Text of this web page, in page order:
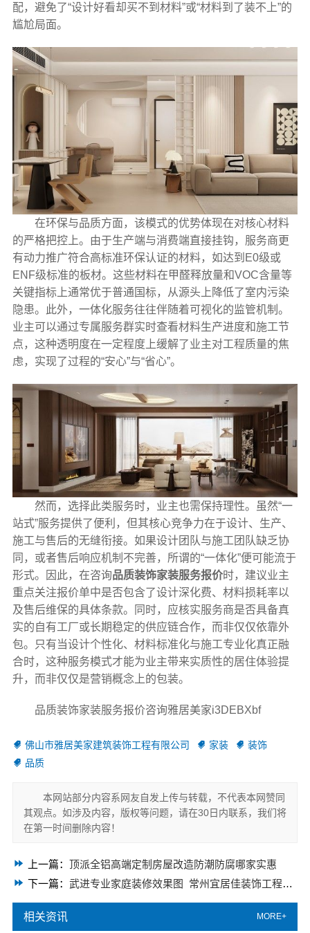
配，避免了“设计好看却买不到材料”或“材料到了装不上”的
尴尬局面。
在环保与品质方面，该模式的优势体现在对核心材料
的严格把控上。由于生产端与消费端直接挂钩，服务商更
有动力推广符合高标准环保认证的材料，如达到E0级或
ENF级标准的板材。这些材料在甲醛释放量和VOC含量等
关键指标上通常优于普通国标，从源头上降低了室内污染
隐患。此外，一体化服务往往伴随着可视化的监管机制。
业主可以通过专属服务群实时查看材料生产进度和施工节
点，这种透明度在一定程度上缓解了业主对工程质量的焦
虑，实现了过程的“安心”与“省心”。
然而，选择此类服务时，业主也需保持理性。虽然“一
站式”服务提供了便利，但其核心竞争力在于设计、生产、
施工与售后的无缝衔接。如果设计团队与施工团队缺乏协
同，或者售后响应机制不完善，所谓的“一体化”便可能流于
形式。因此，在咨询品质装饰家装服务报价时，建议业主
重点关注报价单中是否包含了设计深化费、材料损耗率以
及售后维保的具体条款。同时，应核实服务商是否具备真
实的自有工厂或长期稳定的供应链合作，而非仅仅依靠外
包。只有当设计个性化、材料标准化与施工专业化真正融
合时，这种服务模式才能为业主带来实质性的居住体验提
升，而非仅仅是营销概念上的包装。
品质装饰家装服务报价咨询雅居美家i3DEBXbf
佛山市雅居美家建筑装饰工程有限公司 家装
装饰
品质
本网站部分内容系网友自发上传与转载，不代表本网赞同
其观点。如涉及内容，版权等问题，请在30日内联系，我们将
在第一时间删除内容！
上一篇： 顶派全铝高端定制房屋改造防潮防腐哪家实惠
下一篇： 武进专业家庭装修效果图_常州宜居佳装饰工程有限公司
相关资讯 MORE+